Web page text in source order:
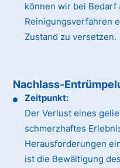
können wir bei
Reinigungsverfahren
Zustand zu versetzen.
Nachlass-
Zeitpunkt:
Der Verlust eines
schmerzhaftes
Herausforderungen
ist die Bewältigung